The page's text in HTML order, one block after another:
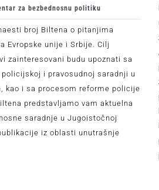
za bezbednosnu politiku
broj Biltena o pitanjima
Evropske unije i Srbije. Cilj
zainteresovani budu upoznati sa
i pravosudnoj saradnji u
kao i sa procesom reforme policije
predstavljamo vam aktuelna
saradnje u Jugoistočnoj
iz oblasti unutrašnje